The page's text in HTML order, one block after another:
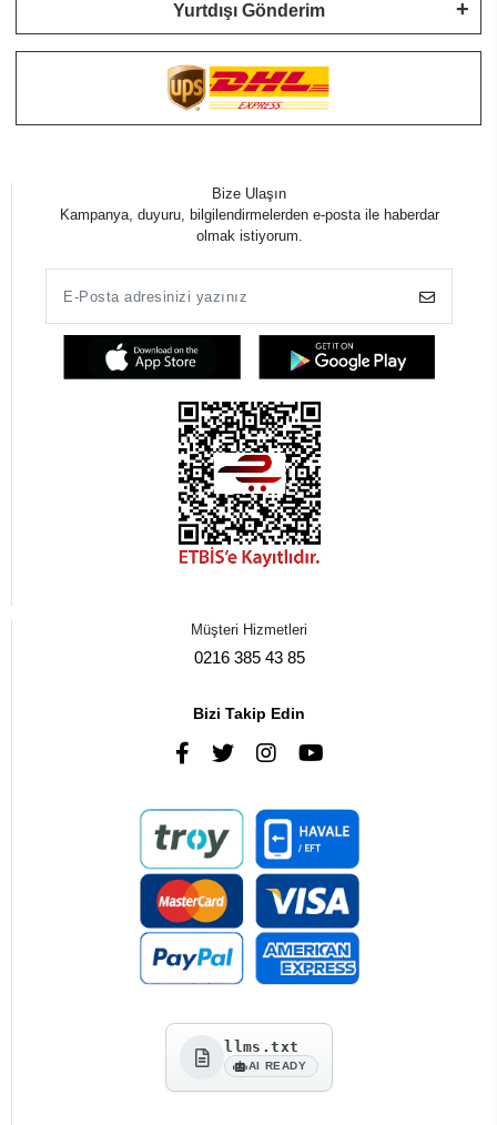
Yurtdışı Gönderim
Bize Ulaşın
Kampanya, duyuru, bilgilendirmelerden e-posta ile haberdar
olmak istiyorum.
Müşteri Hizmetleri
0216 385 43 85
Bizi Takip Edin
llms.txt
AI READY